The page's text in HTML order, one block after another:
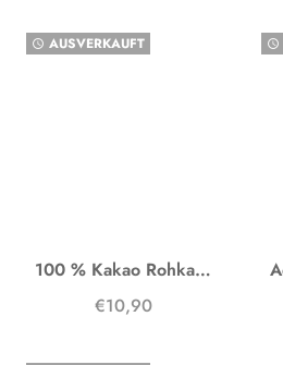
watch_later AUSVERKAUFT
100 % Kakao Rohkakao
€10,90
watch_later